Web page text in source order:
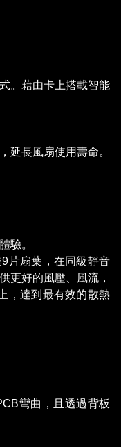
。藉由卡上搭載智能
延長風扇使用壽命。
驗。
片扇葉，在同級靜音
更好的風壓、風流，
，達到最有效的散熱
彎曲，且透過背板